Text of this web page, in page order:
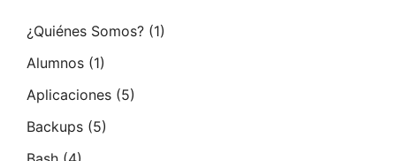
¿Quiénes Somos? (1)
Alumnos (1)
Aplicaciones (5)
Backups (5)